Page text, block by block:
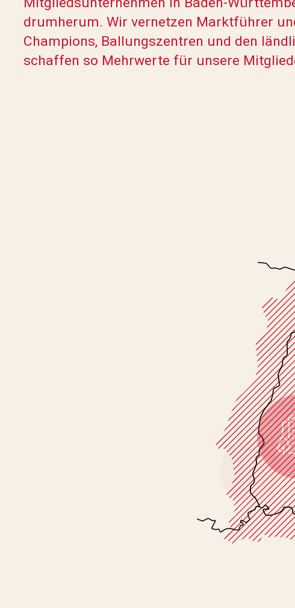
drumherum. Wir vernetzen Marktführer
Champions, Ballungszentren und den
schaffen so Mehrwerte für unsere